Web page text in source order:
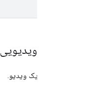
پیوند ویدیویی
پیوند به یک ویدیو.